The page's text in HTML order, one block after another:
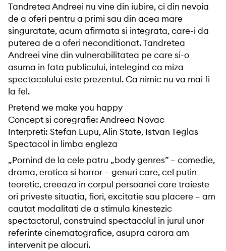
Tandretea Andreei nu vine din iubire, ci din nevoia
de a oferi pentru a primi sau din acea mare
singuratate, acum afirmata si integrata, care-i da
puterea de a oferi neconditionat. Tandretea
Andreei vine din vulnerabilitatea pe care si-o
asuma in fata publicului, intelegind ca miza
spectacolului este prezentul. Ca nimic nu va mai fi
la fel.
Pretend we make you happy
Concept si coregrafie: Andreea Novac
Interpreti: Stefan Lupu, Alin State, Istvan Teglas
Spectacol in limba engleza
„Pornind de la cele patru „body genres” – comedie,
drama, erotica si horror – genuri care, cel putin
teoretic, creeaza in corpul persoanei care traieste
ori priveste situatia, fiori, excitatie sau placere – am
cautat modalitati de a stimula kinestezic
spectactorul, construind spectacolul in jurul unor
referinte cinematografice, asupra carora am
intervenit pe alocuri.